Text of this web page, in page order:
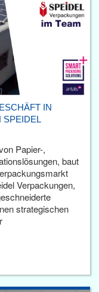
IN
SPEIDEL
Papier-,
baut
Verpackungen,
strategischen